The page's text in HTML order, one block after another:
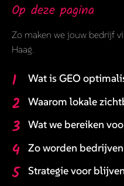
Op deze pagina
Zo maken we jouw bedrijf
Haag.
1 Wat is GEO
2 Waarom lokale
3 Wat we bereiken
4 Zo worden
5 Strategie voor